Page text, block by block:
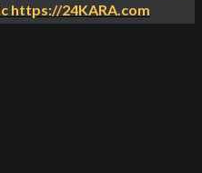
https://24KARA.com